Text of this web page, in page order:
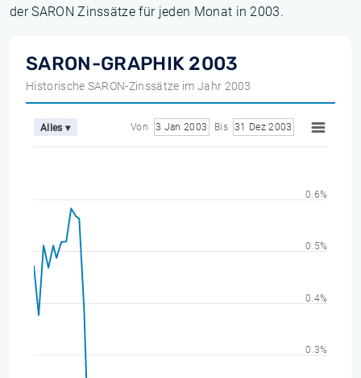
der SARON Zinssätze für jeden Monat in 2003.
SARON-GRAPHIK 2003
Historische SARON-Zinssätze im Jahr 2003
Alles ▾ Von 3 Jan 2003 Bis 31 Dez 2003
0.3%
0.4%
0.5%
0.6%